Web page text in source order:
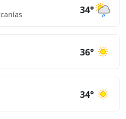
34°
36°
34°